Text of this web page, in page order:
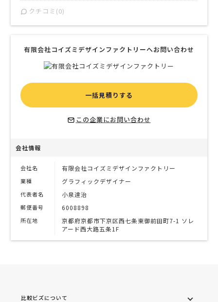
クチコミ(0)
有限会社コイズミデザインファクトリーへお問い合わせ
一括見積りする
この企業にお問い合わせ
会社情報
会社名 有限会社コイズミデザインファクトリー
業種 グラフィックデザイナー
代表者名 小泉達治
郵便番号 6008898
所在地
京都府京都市下京区西七条東御前田町7-1 ソレ
アード西大路五条1F
比較ビズについて